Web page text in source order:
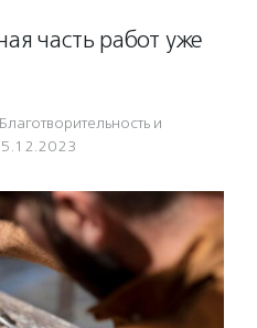
часть работ уже
Благотвори­тель­ность и